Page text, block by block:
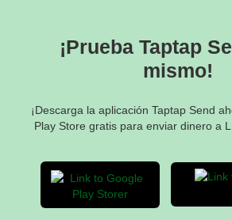
¡Prueba Taptap
mismo!
¡Descarga la aplicación Taptap Send
Play Store gratis para enviar dinero a